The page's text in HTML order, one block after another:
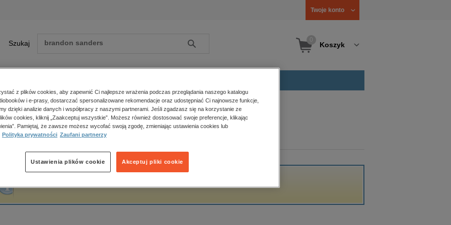
Twoje konto
Szukaj Szukaj Koszyk
Zobacz wszystkie E-prasa
polityka, społeczno-informacyjne
psychologiczne
popularno-naukowe
historia
główna Marcin Zalewski
Zalewski
z plików cookies, aby zapewnić Ci najlepsze wrażenia podczas przeglądania naszego katalogu
i e-prasy, dostarczać spersonalizowane rekomendacje oraz udostępniać Ci najnowsze funkcje,
dzięki analizie danych i współpracy z naszymi partnerami. Jeśli zgadzasz się na korzystanie ze
cookies, kliknij „Zaakceptuj wszystkie”. Możesz również dostosować swoje preferencje, klikając
Pamiętaj, że zawsze możesz wycofać swoją zgodę, zmieniając ustawienia cookies lub
Polityka prywatności Zaufani partnerzy
Akceptuj pliki cookie
Ustawienia plików cookie